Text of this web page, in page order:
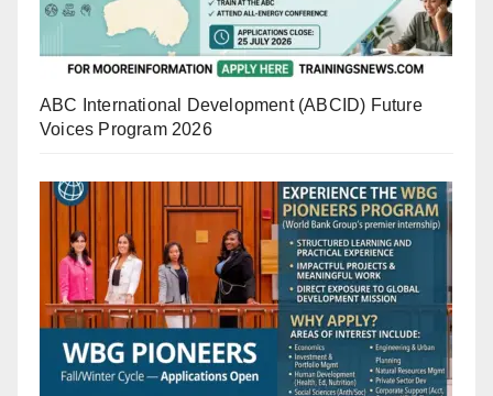
ABC International Development (ABCID) Future
Voices Program 2026